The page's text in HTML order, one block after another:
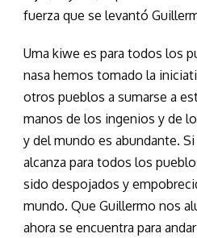
fuerza que se levantó
Uma kiwe es para todos los
nasa hemos tomado la
otros pueblos a sumarse a
manos de los ingenios y de
y del mundo es abundante.
alcanza para todos los
sido despojados y
mundo. Que Guillermo nos
ahora se encuentra para